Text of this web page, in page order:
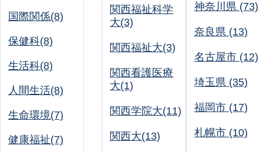
国際関係(8)
保健科(8)
生活科(8)
人間生活(8)
生命環境(7)
健康福祉(7)
関西福祉科学
大(3)
関西福祉大(3)
関西看護医療
大(1)
関西学院大(11)
関西大(13)
神奈川県 (73)
奈良県 (13)
名古屋市 (12)
埼玉県 (35)
福岡市 (17)
札幌市 (10)